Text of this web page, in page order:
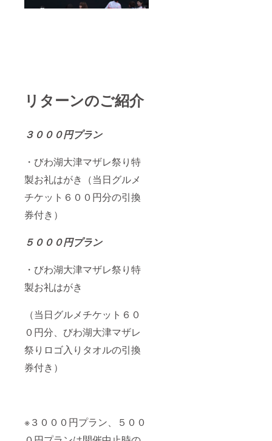
リターンのご紹介
３０００円プラン
・びわ湖大津マザレ祭り特
製お礼はがき（当日グルメ
チケット６００円分の引換
券付き）
５０００円プラン
・びわ湖大津マザレ祭り特
製お礼はがき
（当日グルメチケット６０
０円分、びわ湖大津マザレ
祭りロゴ入りタオルの引換
券付き）
※３０００円プラン、５００